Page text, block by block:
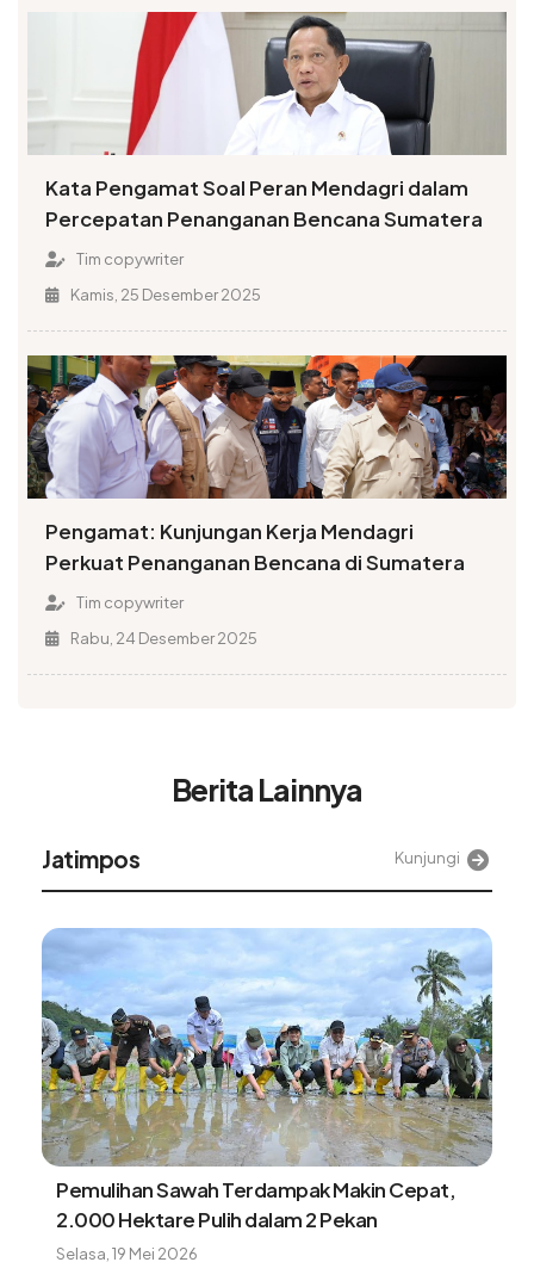
Kata Pengamat Soal Peran Mendagri dalam
Percepatan Penanganan Bencana Sumatera
Tim copywriter
Kamis, 25 Desember 2025
Pengamat: Kunjungan Kerja Mendagri
Perkuat Penanganan Bencana di Sumatera
Tim copywriter
Rabu, 24 Desember 2025
Berita Lainnya
Alinea Kunjungi
Lahan huntap Aceh Tamiang terpenuhi, Satgas
PRR pacu penyelesaian fasilitas pendukung
Kamis, 6 Agustus 2026